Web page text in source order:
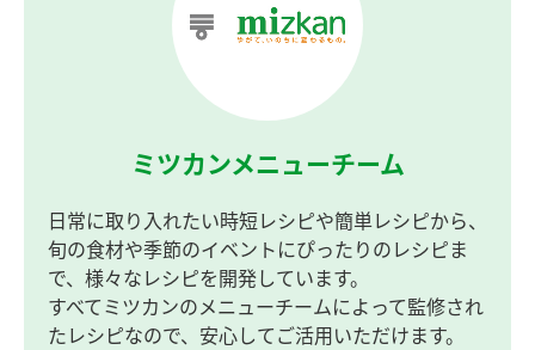
ミツカンメニューチーム
日常に取り入れたい時短レシピや簡単レシピから、
旬の食材や季節のイベントにぴったりのレシピま
で、様々なレシピを開発しています。
すべてミツカンのメニューチームによって監修され
たレシピなので、安心してご活用いただけます。